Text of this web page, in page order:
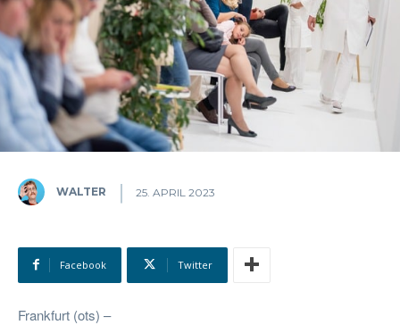
WALTER 25. APRIL 2023
Facebook Twitter
Frankfurt (ots) –